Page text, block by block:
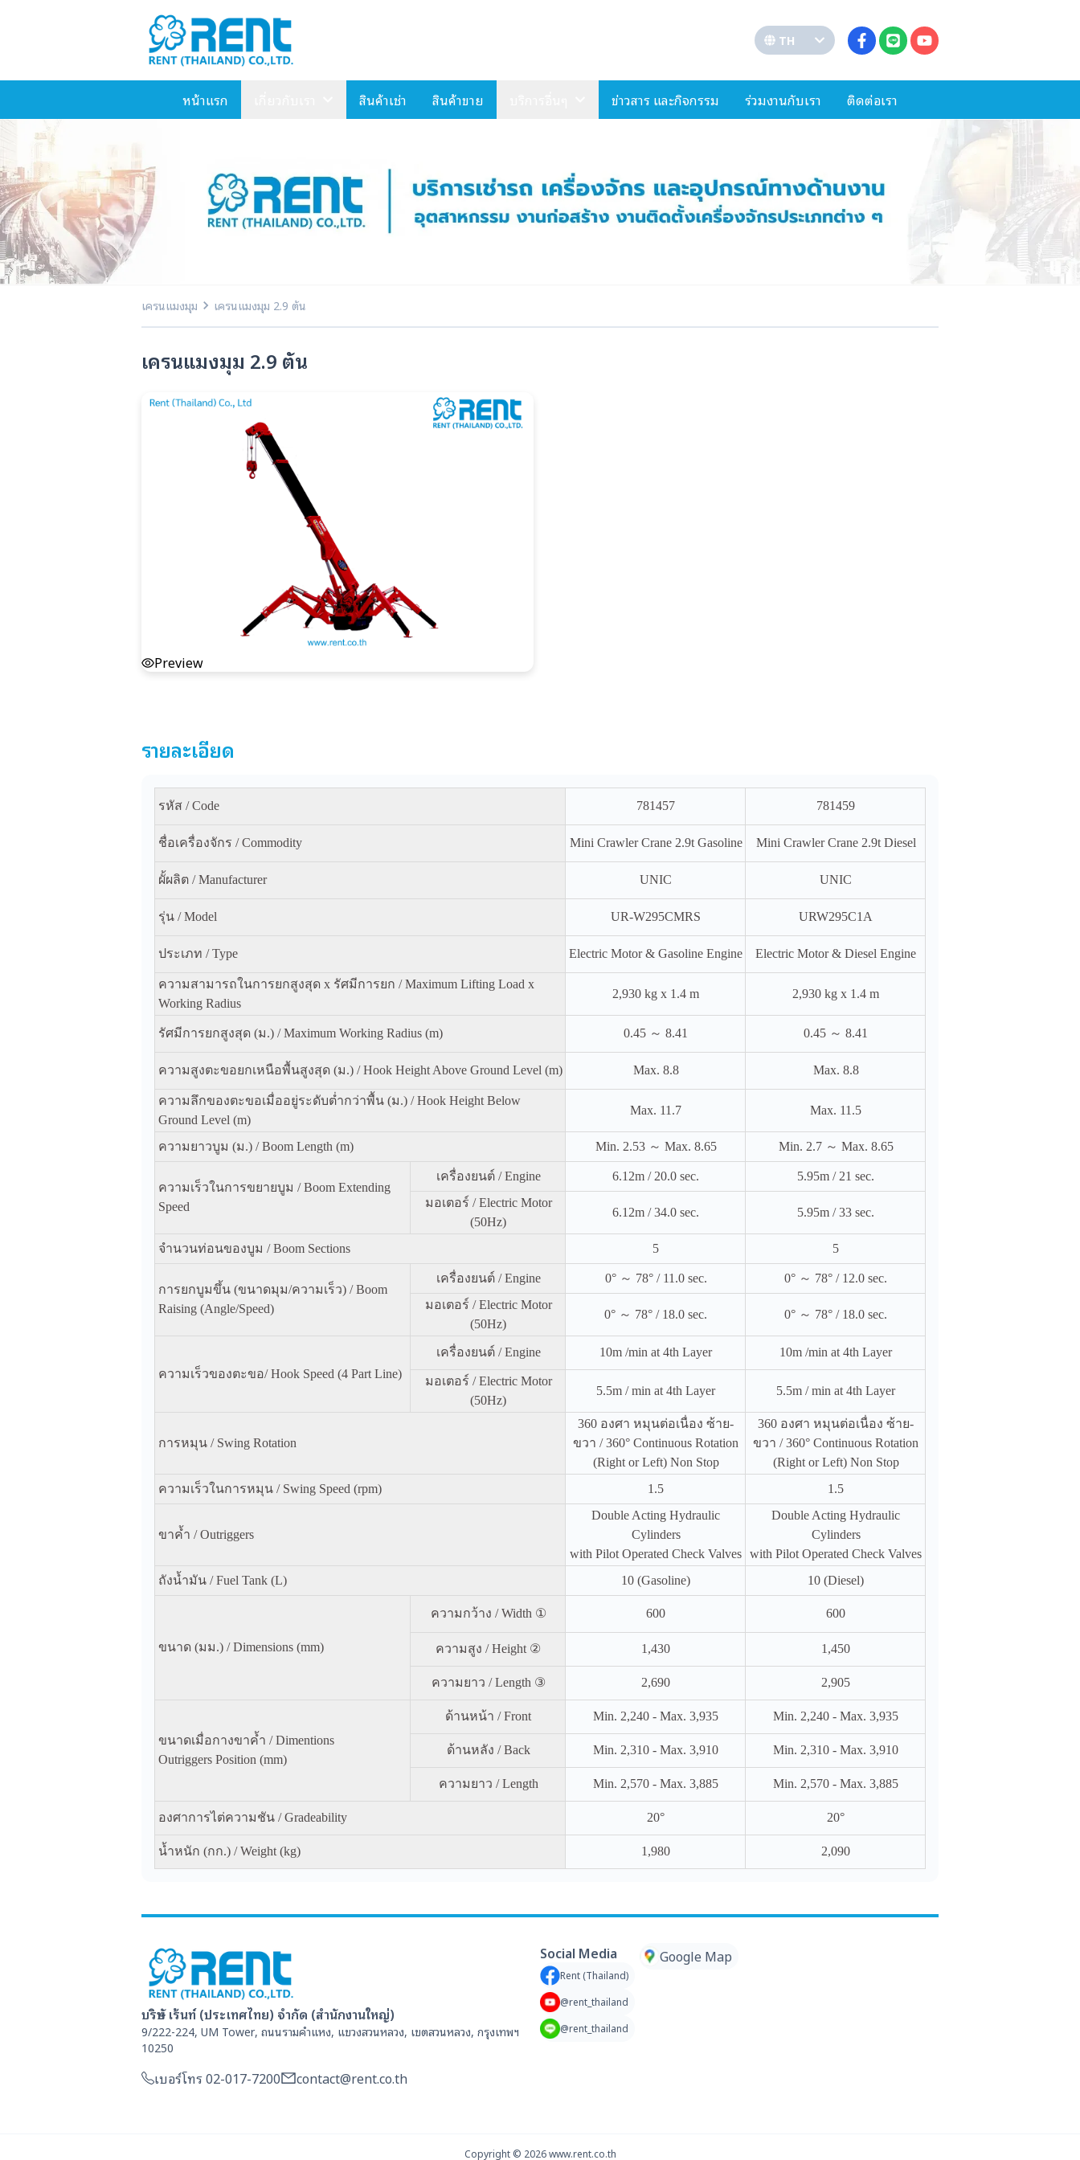
TH
หน้าแรก สินค้าเช่า สินค้าขาย ข่าวสาร และกิจกรรม ร่วมงานกับเรา ติดต่อเรา
เครนแมงมุม เครนแมงมุม 2.9 ตัน
เครนแมงมุม 2.9 ตัน
Preview
รายละเอียด
รหัส / Code 781457 781459
ชื่อเครื่องจักร / Commodity Mini Crawler Crane 2.9t Gasoline Mini Crawler Crane 2.9t Diesel
ผั้ผลิต / Manufacturer UNIC UNIC
รุ่น / Model UR-W295CMRS URW295C1A
ประเภท / Type Electric Motor & Gasoline Engine Electric Motor & Diesel Engine
ความสามารถในการยกสูงสุด x รัศมีการยก / Maximum Lifting Load x
Working Radius
2,930 kg x 1.4 m 2,930 kg x 1.4 m
รัศมีการยกสูงสุด (ม.) / Maximum Working Radius (m) 0.45 ～ 8.41 0.45 ～ 8.41
ความสูงตะขอยกเหนือพื้นสูงสุด (ม.) / Hook Height Above Ground Level (m) Max. 8.8 Max. 8.8
ความลึกของตะขอเมื่ออยู่ระดับต่ำกว่าพื้น (ม.) / Hook Height Below
Ground Level (m)
Max. 11.7 Max. 11.5
ความยาวบูม (ม.) / Boom Length (m) Min. 2.53 ～ Max. 8.65 Min. 2.7 ～ Max. 8.65
ความเร็วในการขยายบูม / Boom Extending
Speed
เครื่องยนต์ / Engine 6.12m / 20.0 sec.
5.95m / 21 sec.
มอเตอร์ / Electric Motor
(50Hz)
6.12m / 34.0 sec. 5.95m / 33 sec.
จำนวนท่อนของบูม / Boom Sections 5 5
การยกบูมขึ้น (ขนาดมุม/ความเร็ว) / Boom
Raising (Angle/Speed)
เครื่องยนต์ / Engine 0° ～ 78° / 11.0 sec.
0° ～ 78° / 12.0 sec.
มอเตอร์ / Electric Motor
(50Hz)
0° ～ 78° / 18.0 sec. 0° ～ 78° / 18.0 sec.
ความเร็วของตะขอ/ Hook Speed (4 Part Line)
เครื่องยนต์ / Engine 10m /min at 4th Layer 10m /min at 4th Layer
มอเตอร์ / Electric Motor
(50Hz)
5.5m / min at 4th Layer 5.5m / min at 4th Layer
การหมุน / Swing Rotation
360 องศา หมุนต่อเนื่อง ซ้าย-
ขวา / 360° Continuous Rotation
(Right or Left) Non Stop
360 องศา หมุนต่อเนื่อง ซ้าย-
ขวา / 360° Continuous Rotation
(Right or Left) Non Stop
ความเร็วในการหมุน / Swing Speed (rpm)
1.5 1.5
ขาค้ำ / Outriggers
Double Acting Hydraulic
Cylinders
with Pilot Operated Check Valves
Double Acting Hydraulic
Cylinders
with Pilot Operated Check Valves
ถังน้ำมัน / Fuel Tank (L)
10 (Gasoline) 10 (Diesel)
ขนาด (มม.) / Dimensions (mm)
ความกว้าง / Width ① 600 600
ความสูง / Height ② 1,430 1,450
ความยาว / Length ③ 2,690 2,905
ขนาดเมื่อกางขาค้ำ / Dimentions
Outriggers Position (mm)
ด้านหน้า / Front Min. 2,240 - Max. 3,935 Min. 2,240 - Max. 3,935
ด้านหลัง / Back Min. 2,310 - Max. 3,910 Min. 2,310 - Max. 3,910
ความยาว / Length Min. 2,570 - Max. 3,885 Min. 2,570 - Max. 3,885
องศาการไต่ความชัน / Gradeability 20° 20°
น้ำหนัก (กก.) / Weight (kg) 1,980 2,090
บริษัท เร้นท์ (ประเทศไทย) จำกัด (สำนักงานใหญ่)
9/222-224, UM Tower, ถนนรามคำแหง, แขวงสวนหลวง, เขตสวนหลวง, กรุงเทพฯ
10250
เบอร์โทร 02-017-7200 contact@rent.co.th
Social Media
Rent (Thailand)
@rent_thailand
@rent_thailand
Google Map
Copyright © 2026www.rent.co.th